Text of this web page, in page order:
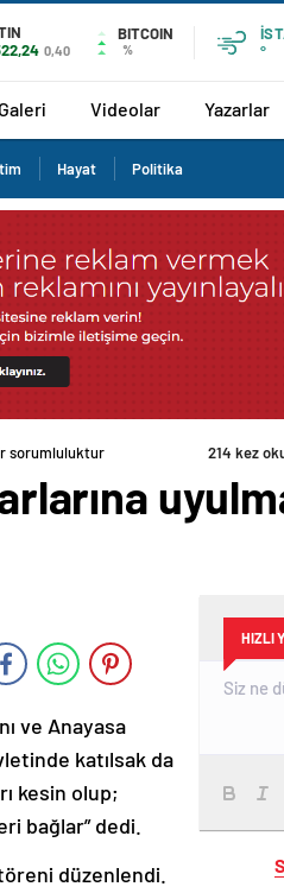
0,40
BITCOIN
%
°
Videolar Yazarlar
Hayat Politika
sorumluluktur 214 kez
ve Anayasa
katılsak da
kesin olup;
bağlar” dedi.
düzenlendi.
HIZLI